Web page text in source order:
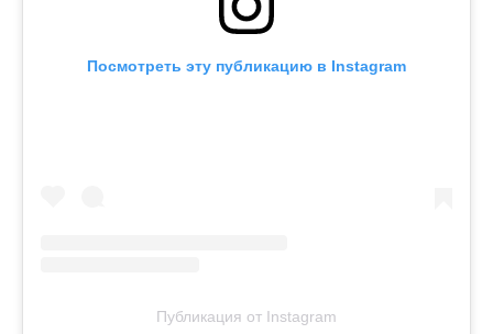
Посмотреть эту публикацию в Instagram
Публикация от Instagram